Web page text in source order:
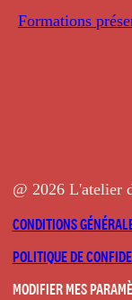
Formations
@ 2026 L'atelier
CONDITIONS
POLITIQUE DE
MODIFIER MES